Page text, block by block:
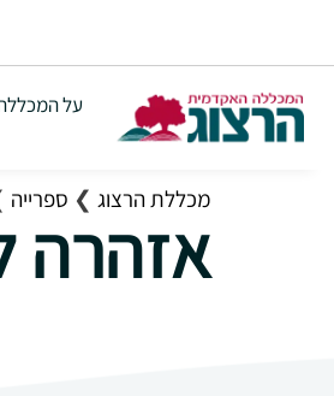
על
אזהרה
מכללת הרצוג ❯ ספרייה